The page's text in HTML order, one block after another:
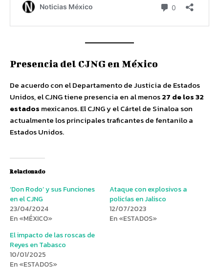
Presencia del CJNG en México
De acuerdo con el Departamento de Justicia de Estados
Unidos, el CJNG tiene presencia en al menos27 de los 32
estados mexicanos. El CJNG y el Cártel de Sinaloa son
actualmente los principales traficantes de fentanilo a
Estados Unidos.
Relacionado
‘Don Rodo’ y sus Funciones
en el CJNG
23/04/2024
En «MÉXICO»
Ataque con explosivos a
policías en Jalisco
12/07/2023
En «ESTADOS»
El impacto de las roscas de
Reyes en Tabasco
10/01/2025
En «ESTADOS»